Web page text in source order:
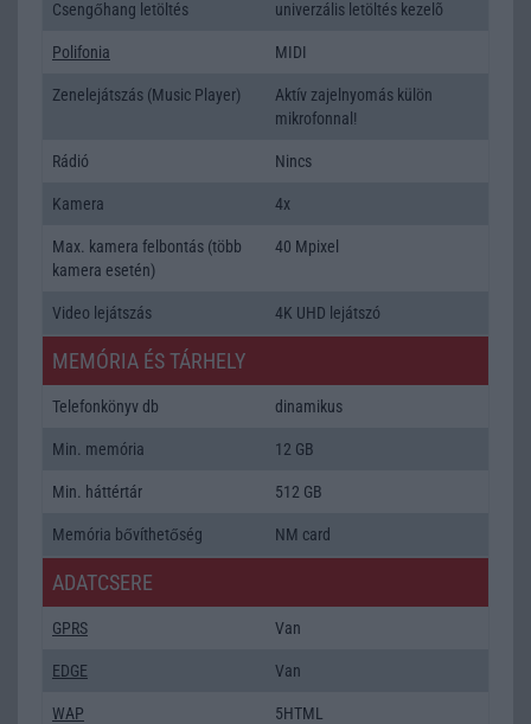
Csengőhang letöltés univerzális letöltés kezelõ
Polifonia MIDI
Zenelejátszás (Music Player)
Aktív zajelnyomás külön
mikrofonnal!
Rádió Nincs
Kamera 4x
Max. kamera felbontás (több
kamera esetén)
40 Mpixel
Video lejátszás 4K UHD lejátszó
MEMÓRIA ÉS TÁRHELY
Telefonkönyv db dinamikus
Min. memória 12 GB
Min. háttértár 512 GB
Memória bővíthetőség NM card
ADATCSERE
GPRS Van
EDGE Van
WAP 5HTML